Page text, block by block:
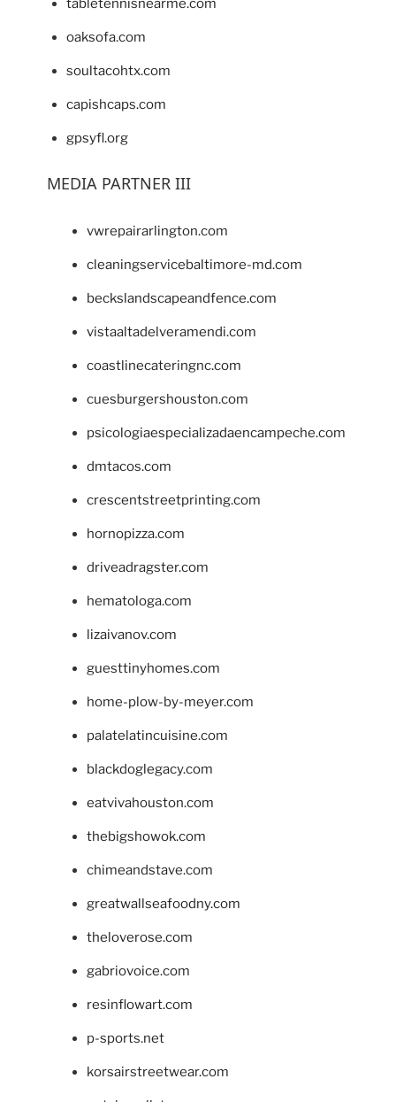
tabletennisnearme.com
oaksofa.com
soultacohtx.com
capishcaps.com
gpsyfl.org
MEDIA PARTNER III
vwrepairarlington.com
cleaningservicebaltimore-md.com
beckslandscapeandfence.com
vistaaltadelveramendi.com
coastlinecateringnc.com
cuesburgershouston.com
psicologiaespecializadaencampeche.com
dmtacos.com
crescentstreetprinting.com
hornopizza.com
driveadragster.com
hematologa.com
lizaivanov.com
guesttinyhomes.com
home-plow-by-meyer.com
palatelatincuisine.com
blackdoglegacy.com
eatvivahouston.com
thebigshowok.com
chimeandstave.com
greatwallseafoodny.com
theloverose.com
gabriovoice.com
resinflowart.com
p-sports.net
korsairstreetwear.com